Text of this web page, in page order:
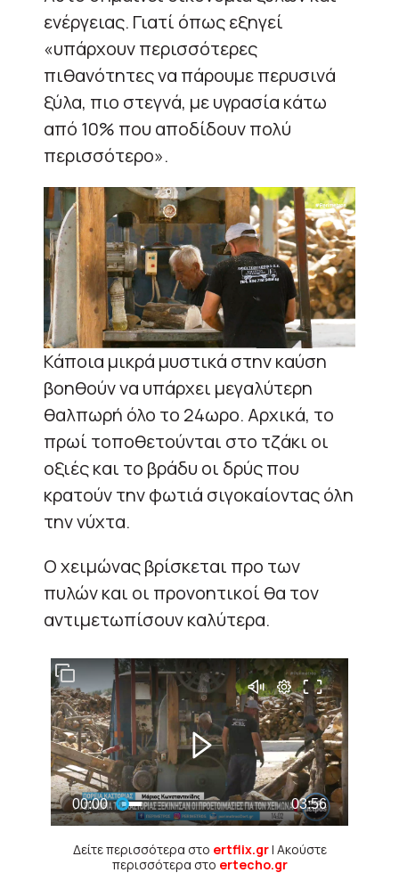
ενέργειας. Γιατί όπως εξηγεί
«υπάρχουν περισσότερες
πιθανότητες να πάρουμε περυσινά
ξύλα, πιο στεγνά, με υγρασία κάτω
από 10% που αποδίδουν πολύ
περισσότερο».
Κάποια μικρά μυστικά στην καύση
βοηθούν να υπάρχει μεγαλύτερη
θαλπωρή όλο το 24ωρο. Αρχικά, το
πρωί τοποθετούνται στο τζάκι οι
οξιές και το βράδυ οι δρύς που
κρατούν την φωτιά σιγοκαίοντας όλη
την νύχτα.
Ο χειμώνας βρίσκεται προ των
πυλών και οι προνοητικοί θα τον
αντιμετωπίσουν καλύτερα.
Δείτε περισσότερα στο ertflix.gr| Ακούστε
περισσότερα στο ertecho.gr